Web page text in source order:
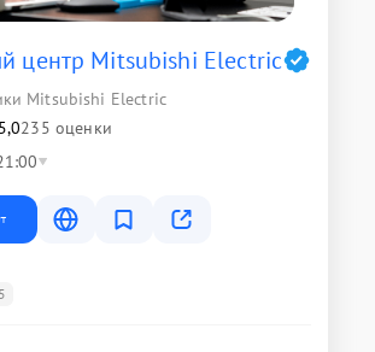
центр Mitsubishi Electric
Mitsubishi Electric
5,0235 оценки